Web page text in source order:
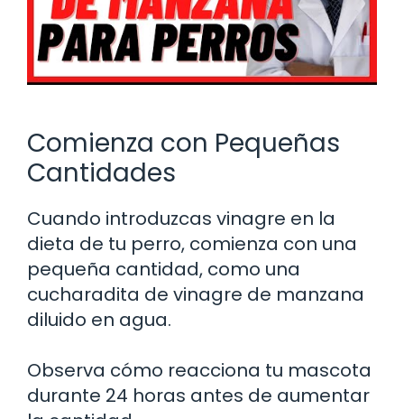
Comienza con Pequeñas
Cantidades
Cuando introduzcas vinagre en la
dieta de tu perro, comienza con una
pequeña cantidad, como una
cucharadita de vinagre de manzana
diluido en agua.
Observa cómo reacciona tu mascota
durante 24 horas antes de aumentar